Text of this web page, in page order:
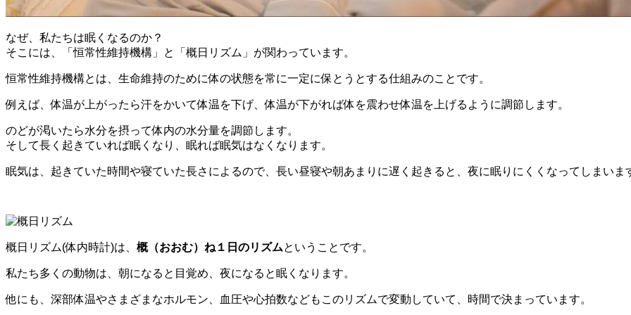
なぜ、私たちは眠くなるのか？
そこには、「恒常性維持機構」と「概日リズム」が関わっています。
恒常性維持機構とは、生命維持のために体の状態を常に一定に保とうとする仕組みのことです。
例えば、体温が上がったら汗をかいて体温を下げ、体温が下がれば体を震わせ体温を上げるように調節します。
のどが渇いたら水分を摂って体内の水分量を調節します。
そして長く起きていれば眠くなり、眠れば眠気はなくなります。
眠気は、起きていた時間や寝ていた長さによるので、長い昼寝や朝あまりに遅く起きると、夜に眠りにくくなってしまいま
概日リズム(体内時計)は、 概（おおむ）ね１日のリズムということです。
私たち多くの動物は、朝になると目覚め、夜になると眠くなります。
他にも、深部体温やさまざまなホルモン、血圧や心拍数などもこのリズムで変動していて、時間で決まっています。